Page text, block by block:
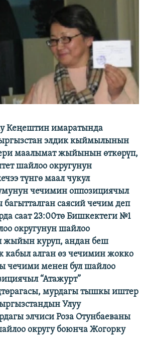
сайттары
Кеңештин имаратында
элдик кыймылынын
маалымат жыйынын өткөрүп,
шайлоо округунун
түнгө маал чукул
чечимин оппозициячыл
саясий чечим деп
саат 23:00тө Бишкектеги №1
округунун шайлоо
жыйын куруп, андан беш
кабыл алган өз чечимин жокко
чечими менен бул шайлоо
“Атажурт”
мурдагы тышкы иштер
Улуу
элчиси Роза Отунбаеваны
округу боюнча Жогорку